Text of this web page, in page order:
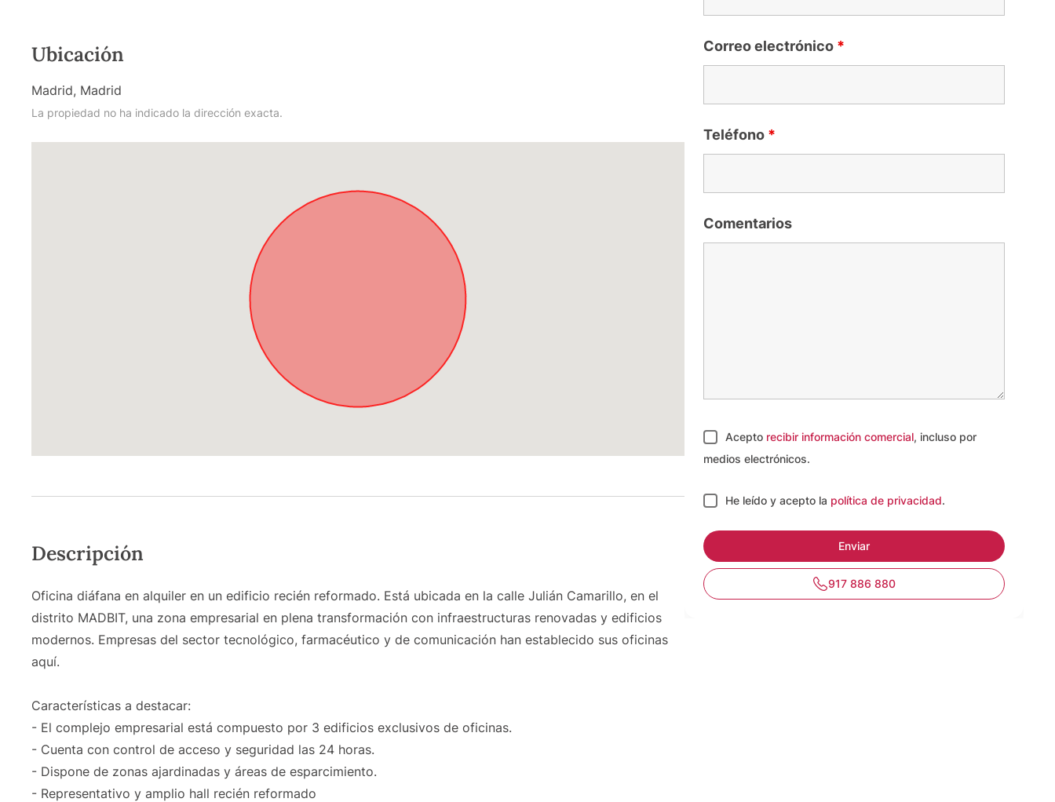
Ubicación
Madrid, Madrid
La propiedad no ha indicado la dirección exacta.
Descripción
Oficina diáfana en alquiler en un edificio recién reformado. Está ubicada en la calle Julián Camarillo, en el
distrito MADBIT, una zona empresarial en plena transformación con infraestructuras renovadas y edificios
modernos. Empresas del sector tecnológico, farmacéutico y de comunicación han establecido sus oficinas
aquí.
Características a destacar:
- El complejo empresarial está compuesto por 3 edificios exclusivos de oficinas.
- Cuenta con control de acceso y seguridad las 24 horas.
- Dispone de zonas ajardinadas y áreas de esparcimiento.
- Representativo y amplio hall recién reformado
Correo electrónico *
Teléfono *
Comentarios
Acepto recibir información comercial, incluso por
medios electrónicos.
He leído y acepto la política de privacidad.
917 886 880